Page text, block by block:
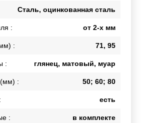
Сталь, оцинкованная сталь
: от 2-х мм
: 71, 95
: глянец, матовый, муар
(мм) : 50; 60; 80
есть
: в комплекте